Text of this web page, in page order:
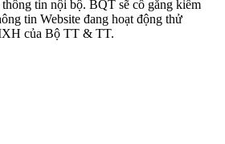
tin nội bộ. BQT sẽ cố gắng kiểm
tin Website đang hoạt động thử
của Bộ TT & TT.